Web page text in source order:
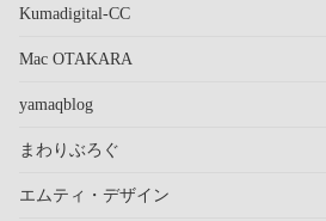
Kumadigital-CC
Mac OTAKARA
yamaqblog
まわりぶろぐ
エムティ・デザイン